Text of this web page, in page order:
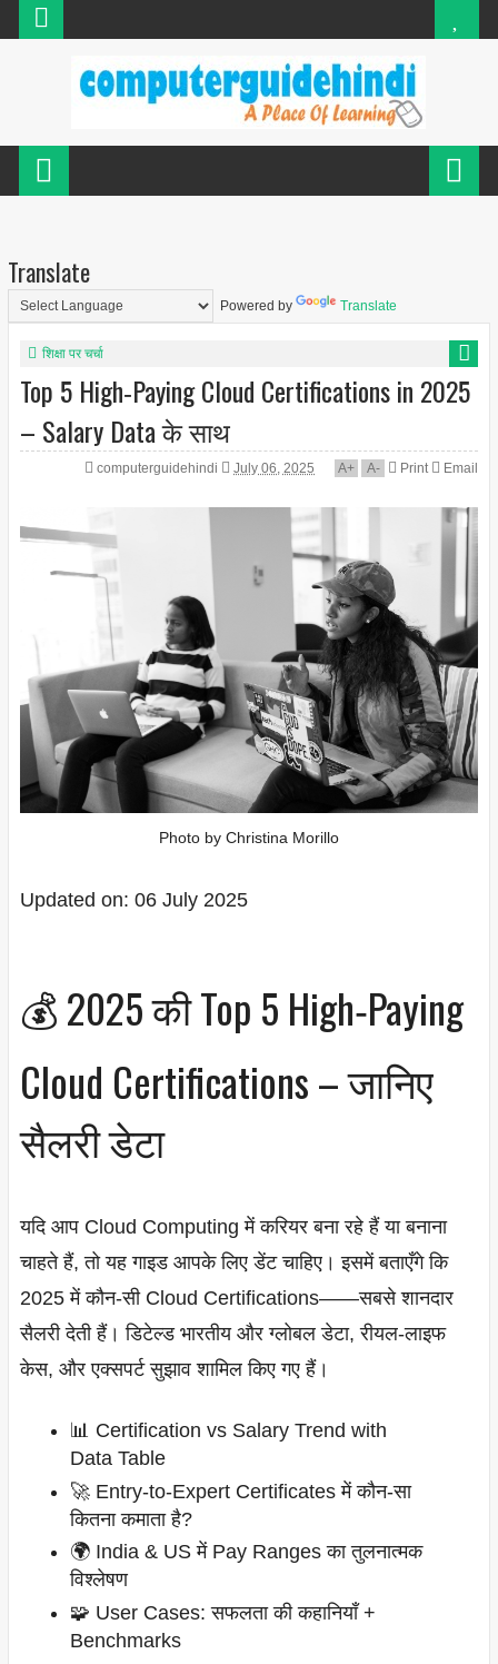
Translate
Powered by Translate
शिक्षा पर चर्चा
Top 5 High‑Paying Cloud Certifications in 2025
– Salary Data के साथ
computerguidehindi July 06, 2025 A+ A- Print Email
Photo by Christina Morillo
Updated on: 06 July 2025
💰 2025 की Top 5 High‑Paying
Cloud Certifications – जानिए
सैलरी डेटा
यदि आप Cloud Computing में करियर बना रहे हैं या बनाना
चाहते हैं, तो यह गाइड आपके लिए डेंट चाहिए। इसमें बताएँगे कि
2025 में कौन‑सी Cloud Certifications——सबसे शानदार
सैलरी देती हैं। डिटेल्ड भारतीय और ग्लोबल डेटा, रीयल‑लाइफ
केस, और एक्सपर्ट सुझाव शामिल किए गए हैं।
📊 Certification vs Salary Trend with
Data Table
🚀 Entry-to-Expert Certificates में कौन‑सा
कितना कमाता है?
🌍 India & US में Pay Ranges का तुलनात्मक
विश्लेषण
🧩 User Cases: सफलता की कहानियाँ +
Benchmarks